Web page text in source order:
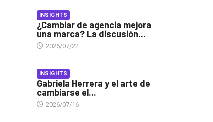
INSIGHTS
¿Cambiar de agencia mejora
una marca? La discusión...
2026/07/22
INSIGHTS
Gabriela Herrera y el arte de
cambiarse el...
2026/07/16